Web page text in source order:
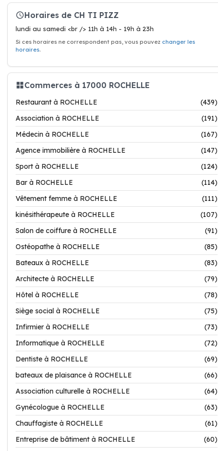
Horaires de CH TI PIZZ
lundi au samedi <br /> 11h à 14h - 19h à 23h
Si ces horaires ne correspondent pas, vous pouvez changer les
horaires.
Commerces à 17000 ROCHELLE
Restaurant à ROCHELLE
(439)
Association à ROCHELLE
(191)
Médecin à ROCHELLE
(167)
Agence immobilière à ROCHELLE
(147)
Sport à ROCHELLE
(124)
Bar à ROCHELLE
(114)
Vêtement femme à ROCHELLE
(111)
kinésithérapeute à ROCHELLE
(107)
Salon de coiffure à ROCHELLE
(91)
Ostéopathe à ROCHELLE
(85)
Bateaux à ROCHELLE
(83)
Architecte à ROCHELLE
(79)
Hôtel à ROCHELLE
(78)
Siège social à ROCHELLE
(75)
Infirmier à ROCHELLE
(73)
Informatique à ROCHELLE
(72)
Dentiste à ROCHELLE
(69)
bateaux de plaisance à ROCHELLE
(66)
Association culturelle à ROCHELLE
(64)
Gynécologue à ROCHELLE
(63)
Chauffagiste à ROCHELLE
(61)
Entreprise de bâtiment à ROCHELLE
(60)